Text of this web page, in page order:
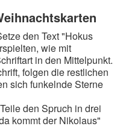
den Text "Hokus
wie mit
in den Mittelpunkt.
folgen die restlichen
sich funkelnde Sterne
Teile den Spruch in drei
kommt der Nikolaus"